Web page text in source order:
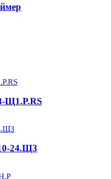
Щ1.Р.RS
24.Щ3